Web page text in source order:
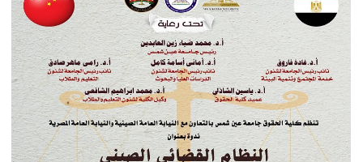
الإعلام
تواصل معنا
الطلاب
هيئة التدريس